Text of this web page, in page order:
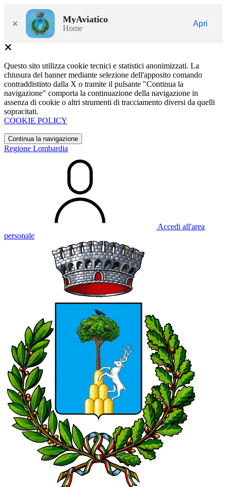
× MyAviatico
Home
Apri
Questo sito utilizza cookie tecnici e statistici anonimizzati. La
chiusura del banner mediante selezione dell'apposito comando
contraddistinto dalla X o tramite il pulsante "Continua la
navigazione" comporta la continuazione della navigazione in
assenza di cookie o altri strumenti di tracciamento diversi da quelli
sopracitati.
COOKIE POLICY
Continua la navigazione
Regione Lombardia
Accedi all'area
personale